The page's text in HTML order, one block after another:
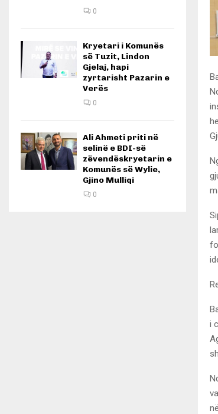
i
0
Kryetari i Komunës
së Tuzit, Lindon
Gjelaj, hapi
zyrtarisht Pazarin e
Verës
0
Ali Ahmeti priti në
selinë e BDI-së
zëvendëskryetarin e
Komunës së Wylie,
Gjino Mulliqi
0